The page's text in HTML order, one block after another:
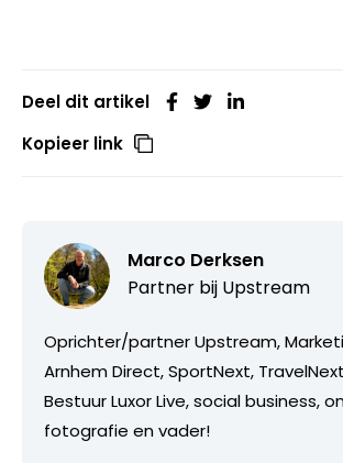
Deel dit artikel
Kopieer link
Marco Derksen
Partner bij Upstream
Oprichter/partner Upstream,
Arnhem Direct, SportNext,
Bestuur Luxor Live, social business,
fotografie en vader!